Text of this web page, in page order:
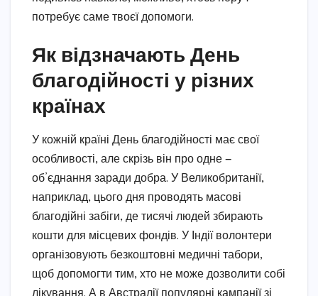
потребує саме твоєї допомоги.
Як відзначають День
благодійності у різних
країнах
У кожній країні День благодійності має свої
особливості, але скрізь він про одне —
об’єднання заради добра. У Великобританії,
наприклад, цього дня проводять масові
благодійні забіги, де тисячі людей збирають
кошти для місцевих фондів. У Індії волонтери
організовують безкоштовні медичні табори,
щоб допомогти тим, хто не може дозволити собі
лікування. А в Австралії популярні кампанії зі